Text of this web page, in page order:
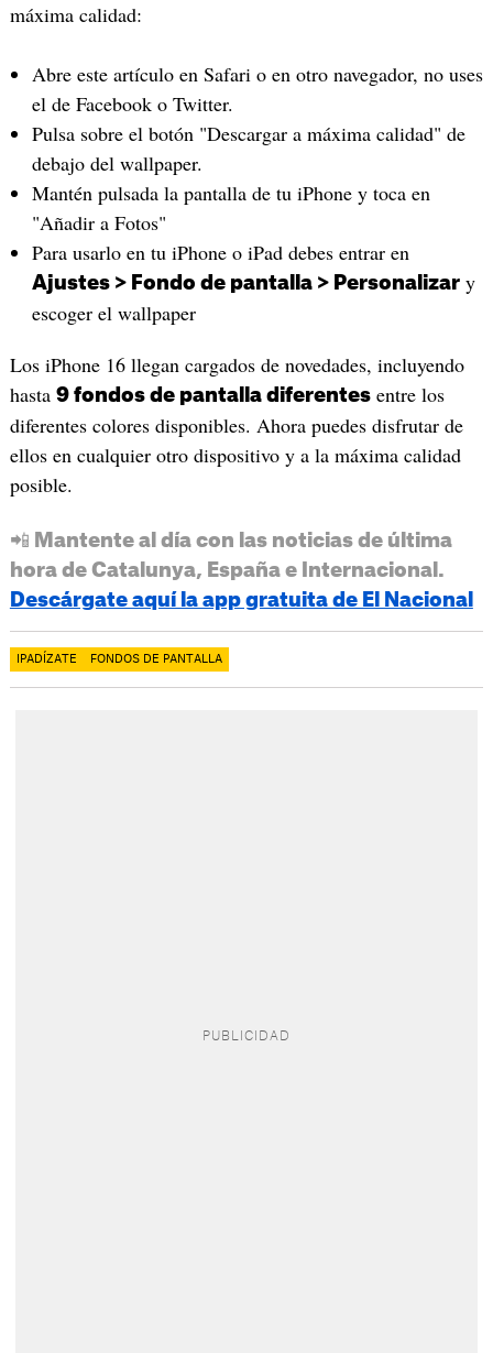
máxima calidad:
Abre este artículo en Safari o en otro navegador, no uses
el de Facebook o Twitter.
Pulsa sobre el botón "Descargar a máxima calidad" de
debajo del wallpaper.
Mantén pulsada la pantalla de tu iPhone y toca en
"Añadir a Fotos"
Para usarlo en tu iPhone o iPad debes entrar en
Ajustes > Fondo de pantalla > Personalizary
escoger el wallpaper
Los iPhone 16 llegan cargados de novedades, incluyendo
hasta 9 fondos de pantalla diferentesentre los
diferentes colores disponibles. Ahora puedes disfrutar de
ellos en cualquier otro dispositivo y a la máxima calidad
posible.
📲 Mantente al día con las noticias de última
hora de Catalunya, España e Internacional.
Descárgate aquí la app gratuita de El Nacional
IPADÍZATE FONDOS DE PANTALLA